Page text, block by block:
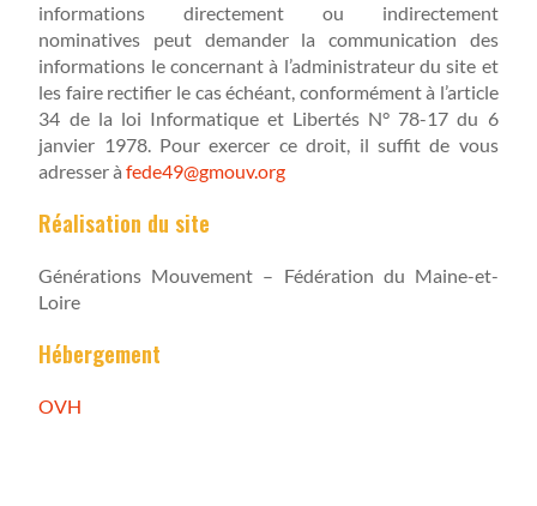
informations directement ou indirectement
nominatives peut demander la communication des
informations le concernant à l’administrateur du site et
les faire rectifier le cas échéant, conformément à l’article
34 de la loi Informatique et Libertés N° 78-17 du 6
janvier 1978. Pour exercer ce droit, il suffit de vous
adresser àfede49@gmouv.org
Réalisation du site
Générations Mouvement – Fédération du Maine-et-
Loire
Hébergement
OVH